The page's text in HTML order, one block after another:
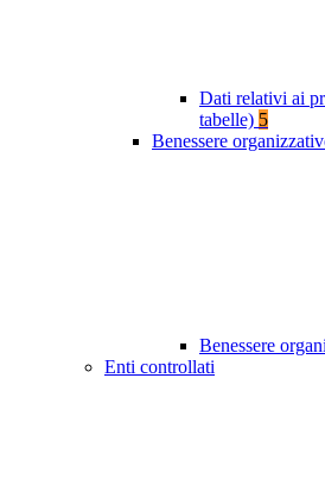
Dati relativi ai
tabelle) 5
Benessere
Benessere
Enti controllati